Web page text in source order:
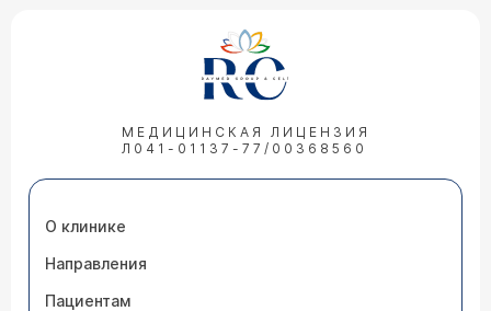
МЕДИЦИНСКАЯ ЛИЦЕНЗИЯ
Л041-01137-77/00368560
О клинике
Направления
Пациентам